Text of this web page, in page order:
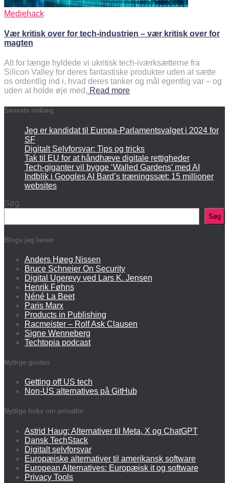
Mediehack
Vær kritisk over for tech-industrien – vær kritisk over for
magten
Alt for længe hyldede vi ukritisk tech-iværksætterne fra
Silicon Valley for deres fantastiske produkter uden at sætte
os ordentlig ind i, hvad deres tanker og mål egentlig var – og
uden at holde øje med, Read more
Seneste indlæg
Jeg er kandidat til Europa-Parlamentsvalget i 2024 for
SF
Digitalt Selvforsvar: Tips og tricks
Tak til EU for at håndhæve digitale rettigheder
Tech-giganter vil bygge ‘Walled Gardens’ med AI
Indblik i Googles AI Bard’s træningssæt: 15 millioner
websites
Søg
Søg
Blogs jeg læser
Anders Høeg Nissen
Bruce Schneier On Security
Digital Ugerevy ved Lars K. Jensen
Henrik Føhns
Néné La Beet
Paris Marx
Products in Publishing
Racmeister – Rolf Ask Clausen
Signe Wenneberg
Techtopia podcast
Nyttige guides
Getting off US tech
Non-US alternatives på GitHub
Nyttige links om privatliv
Astrid Haug: Alternativer til Meta, X og ChatGPT
Dansk TechStack
Digitalt selvforsvar
Europæiske alternativer til amerikansk software
European Alternatives: Europæisk it og software
Privacy Tools